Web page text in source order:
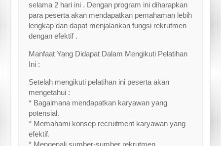
selama 2 hari ini . Dengan program ini diharapkan
para peserta akan mendapatkan pemahaman lebih
lengkap dan dapat menjalankan fungsi rekrutmen
dengan efektif .
Manfaat Yang Didapat Dalam Mengikuti Pelatihan
Ini :
Setelah mengikuti pelatihan ini peserta akan
mengetahui :
* Bagaimana mendapatkan karyawan yang
potensial.
* Memahami konsep recruitment karyawan yang
efektif.
* Mengenali sumber-sumber rekrutmen.